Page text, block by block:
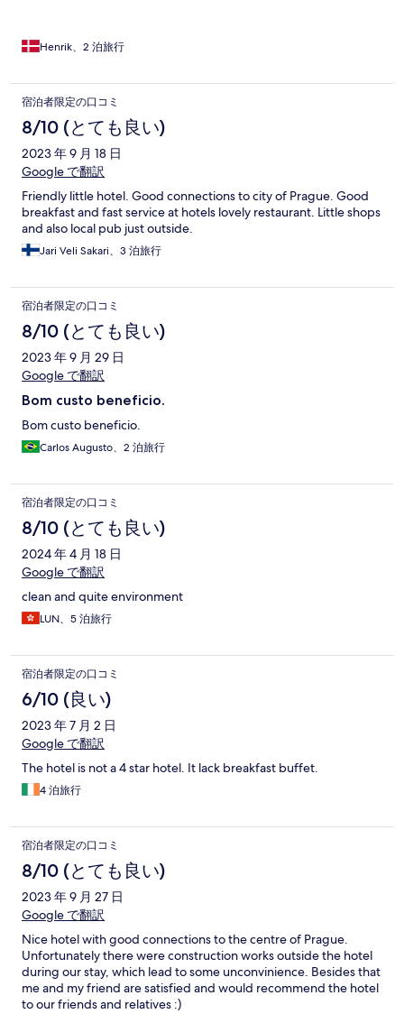
Henrik、2 泊旅行
宿泊者限定の口コミ
8/10 (とても良い)
2023 年 9 月 18 日
Google で翻訳
Friendly little hotel. Good connections to city of Prague. Good
breakfast and fast service at hotels lovely restaurant. Little shops
and also local pub just outside.
Jari Veli Sakari、3 泊旅行
宿泊者限定の口コミ
8/10 (とても良い)
2023 年 9 月 29 日
Google で翻訳
Bom custo beneficio.
Bom custo beneficio.
Carlos Augusto、2 泊旅行
宿泊者限定の口コミ
8/10 (とても良い)
2024 年 4 月 18 日
Google で翻訳
clean and quite environment
LUN、5 泊旅行
宿泊者限定の口コミ
6/10 (良い)
2023 年 7 月 2 日
Google で翻訳
The hotel is not a 4 star hotel. It lack breakfast buffet.
4 泊旅行
宿泊者限定の口コミ
8/10 (とても良い)
2023 年 9 月 27 日
Google で翻訳
Nice hotel with good connections to the centre of Prague.
Unfortunately there were construction works outside the hotel
during our stay, which lead to some unconvinience. Besides that
me and my friend are satisfied and would recommend the hotel
to our friends and relatives :)